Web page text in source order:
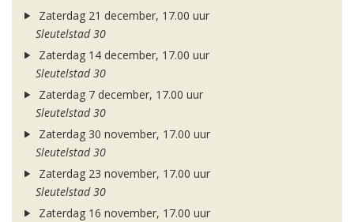
Zaterdag 21 december, 17.00 uur
Sleutelstad 30
Zaterdag 14 december, 17.00 uur
Sleutelstad 30
Zaterdag 7 december, 17.00 uur
Sleutelstad 30
Zaterdag 30 november, 17.00 uur
Sleutelstad 30
Zaterdag 23 november, 17.00 uur
Sleutelstad 30
Zaterdag 16 november, 17.00 uur